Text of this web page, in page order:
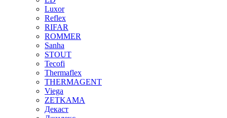
Luxor
Reflex
RIFAR
ROMMER
Sanha
STOUT
Tecofi
Thermaflex
THERMAGENT
Viega
ZETKAMA
Декаст